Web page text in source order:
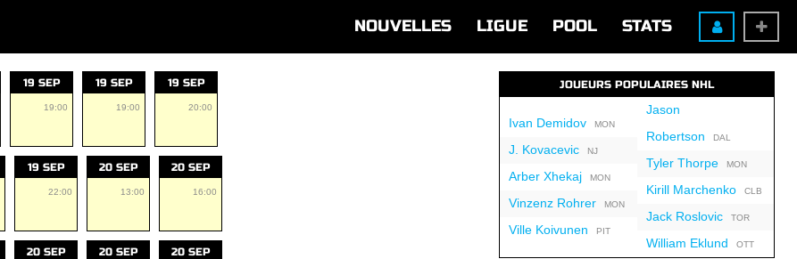
NOUVELLES LIGUE POOL STATS
19 SEP
19:00
19 SEP
19:00
19 SEP
20:00
19 SEP
22:00
20 SEP
13:00
20 SEP
16:00
20 SEP 20 SEP 20 SEP
JOUEURS POPULAIRES NHL
Ivan DemidovMON
J. KovacevicNJ
Arber XhekajMON
Vinzenz RohrerMON
Ville Koivunen PIT
Jason
Robertson DAL
Tyler ThorpeMON
Kirill MarchenkoCLB
Jack RoslovicTOR
William Eklund OTT